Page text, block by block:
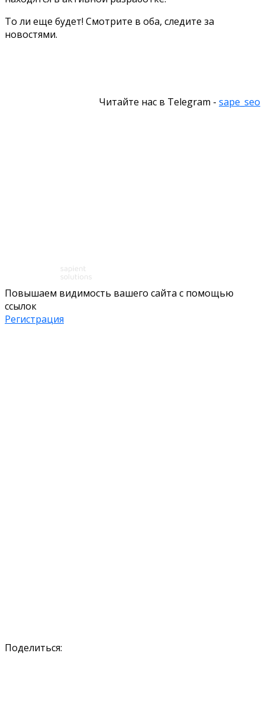
То ли еще будет! Смотрите в оба, следите за
новостями.
Читайте нас в Telegram - sape_seo
Повышаем видимость вашего сайта с помощью
ссылок
Регистрация
Поделиться: